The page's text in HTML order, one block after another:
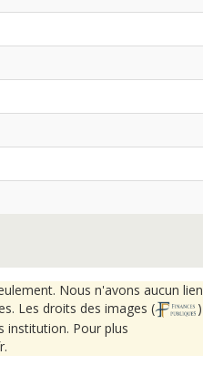
Nous n'avons aucun lien
Les droits des images (
)
institution. Pour plus